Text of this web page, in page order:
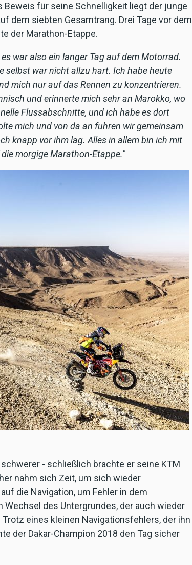
Beweis für seine Schnelligkeit liegt der junge
dem siebten Gesamtrang. Drei Tage vor dem
der Marathon-Etappe.
war also ein langer Tag auf dem Motorrad.
selbst war nicht allzu hart. Ich habe heute
mich nur auf das Rennen zu konzentrieren.
und erinnerte mich sehr an Marokko, wo
Flussabschnitte, und ich habe es dort
mich und von da an fuhren wir gemeinsam
knapp vor ihm lag. Alles in allem bin ich mit
morgige Marathon-Etappe."
- schließlich brachte er seine KTM
nahm sich Zeit, um sich wieder
die Navigation, um Fehler in dem
des Untergrundes, der auch wieder
eines kleinen Navigationsfehlers, der ihn
der Dakar-Champion 2018 den Tag sicher